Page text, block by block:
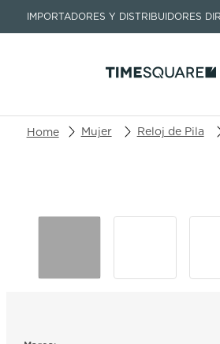
IMPORTADORES Y DISTRIBUIDORES
Buscar un producto o artículo
Mujer Reloj de Pila
4.